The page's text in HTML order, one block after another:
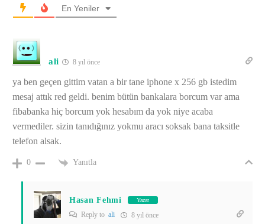
En Yeniler
ali 8 yıl önce
ya ben geçen gittim vatan a bir tane iphone x 256 gb istedim
mesaj attık red geldi. benim bütün bankalara borcum var ama
fibabanka hiç borcum yok hesabım da yok niye acaba
vermediler. sizin tanıdığınız yokmu aracı soksak bana taksitle
telefon alsak.
0 Yanıtla
Hasan Fehmi Yazar
Reply to ali 8 yıl önce